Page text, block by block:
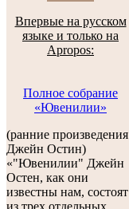
Впервые на русском
языке и только на
Apropos:
Полное собрание
«Ювенилии»
(ранние произведения
Джейн Остин)
«"Ювенилии" Джейн
Остен, как они
известны нам, состоят
из трех отдельных